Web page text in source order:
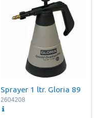
Sprayer 1 ltr. Gloria 89
2604208